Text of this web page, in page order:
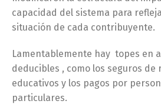
capacidad del sistema para
situación de cada contribuyente.
Lamentablemente hay topes en
deducibles , como los seguros de
educativos y los pagos por
particulares.